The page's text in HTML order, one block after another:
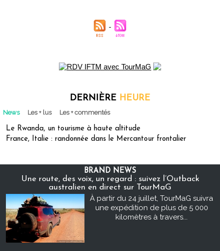
DERNIÈRE HEURE
News Les + lus Les + commentés
Le Rwanda, un tourisme à haute altitude
France, Italie : randonnée dans le Mercantour frontalier
BRAND NEWS
Une route, des voix, un regard : suivez l’Outback
australien en direct sur TourMaG
À partir du 24 juillet, TourMaG suivra
une expédition de plus de 5 000
kilomètres à travers...